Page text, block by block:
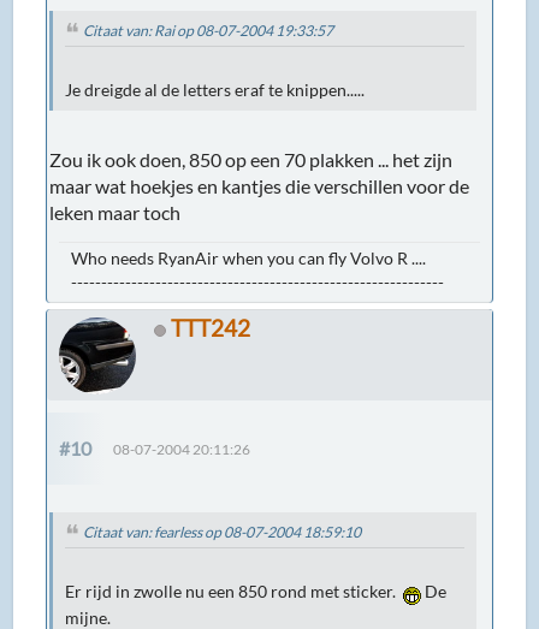
Citaat van: Rai op 08-07-2004 19:33:57
Je dreigde al de letters eraf te knippen.....
Zou ik ook doen, 850 op een 70 plakken ... het zijn
maar wat hoekjes en kantjes die verschillen voor de
leken maar toch
Who needs RyanAir when you can fly Volvo R ....
--------------------------------------------------------------
TTT242
#10 08-07-2004 20:11:26
Citaat van: fearless op 08-07-2004 18:59:10
Er rijd in zwolle nu een 850 rond met sticker.
De
mijne.